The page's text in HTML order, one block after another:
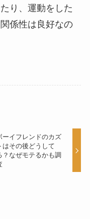
り、運動をした
係性は良好なの
ーイフレンドのカズ
はその後どうして
？なぜモテるかも調